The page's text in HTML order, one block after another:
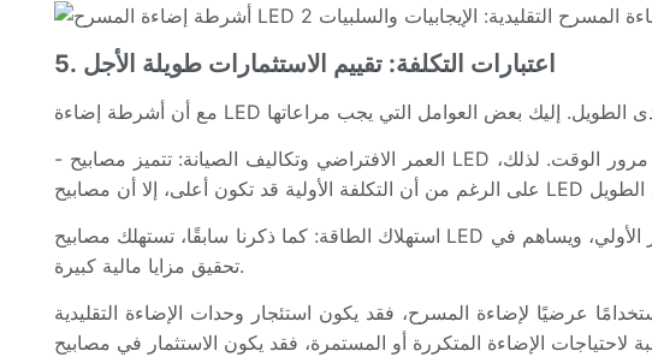
5. اعتبارات التكلفة: تقييم الاستثمارات طويلة الأجل
- العمر الافتراضي وتكاليف الصيانة: تتميز مصابيح LED بعمر افتراضي أطول بكثير من المصابيح التقليدية، مما يعني استبدالًا أقل للمصابيح وانخفاضًا في تكاليف الصيانة مع مرور الوقت. لذلك،
استهلاك الطاقة: كما ذكرنا سابقًا، تستهلك مصابيح LED طاقة أقل، مما يؤدي إلى انخفاض فواتير الطاقة. قد يُعوّض هذا التوفير في الطاقة على المدى الطويل تكلفة الاستثمار الأولي، ويساهم في
تحقيق مزايا مالية كبيرة.
عرضيًا لإضاءة المسرح، فقد يكون استئجار وحدات الإضاءة التقليدية